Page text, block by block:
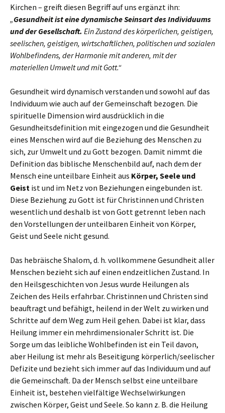
Kirchen – greift diesen Begriff auf uns ergänzt ihn:
„Gesundheit ist eine dynamische Seinsart des Individuums
und der Gesellschaft. Ein Zustand des körperlichen, geistigen,
seelischen, geistigen, wirtschaftlichen, politischen und sozialen
Wohlbefindens, der Harmonie mit anderen, mit der
materiellen Umwelt und mit Gott.“
Gesundheit wird dynamisch verstanden und sowohl auf das
Individuum wie auch auf der Gemeinschaft bezogen. Die
spirituelle Dimension wird ausdrücklich in die
Gesundheitsdefinition mit eingezogen und die Gesundheit
eines Menschen wird auf die Beziehung des Menschen zu
sich, zur Umwelt und zu Gott bezogen. Damit nimmt die
Definition das biblische Menschenbild auf, nach dem der
Mensch eine unteilbare Einheit aus Körper, Seele und
Geist ist und im Netz von Beziehungen eingebunden ist.
Diese Beziehung zu Gott ist für Christinnen und Christen
wesentlich und deshalb ist von Gott getrennt leben nach
den Vorstellungen der unteilbaren Einheit von Körper,
Geist und Seele nicht gesund.
Das hebräische Shalom, d. h. vollkommene Gesundheit aller
Menschen bezieht sich auf einen endzeitlichen Zustand. In
den Heilsgeschichten von Jesus wurde Heilungen als
Zeichen des Heils erfahrbar. Christinnen und Christen sind
beauftragt und befähigt, heilend in der Welt zu wirken und
Schritte auf dem Weg zum Heil gehen. Dabei ist klar, dass
Heilung immer ein mehrdimensionaler Schritt ist. Die
Sorge um das leibliche Wohlbefinden ist ein Teil davon,
aber Heilung ist mehr als Beseitigung körperlich/seelischer
Defizite und bezieht sich immer auf das Individuum und auf
die Gemeinschaft. Da der Mensch selbst eine unteilbare
Einheit ist, bestehen vielfältige Wechselwirkungen
zwischen Körper, Geist und Seele. So kann z. B. die Heilung